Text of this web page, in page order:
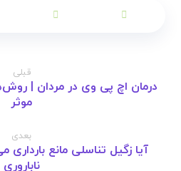
قبلی
درمان اچ پی وی در مردان |
موثر
بعدی
آیا زگیل تناسلی مانع بارداری
ناباروری